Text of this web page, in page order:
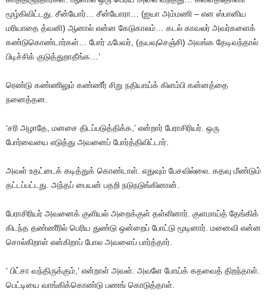
மூழ்கிவிட்டது சீன்யோர் சீன்யோரா … (ஐயா அம்மணி – என ஸ்பானிய
மரியாதை த்வனி) ஆனால் என்ன கேடுகாலம் கடல் காவலர் அவர்களைக்
கண்டுகொண்டார்கள்
போர் ஃபேவர் , (தயவுசெஞ்சி) அவங்க தேடிவந்தால்
பிடிச்சிக் குடுத்துறாதீங்க …’
ரெண்டு கண்ணிலும் கண்ணீர் சிறு நதியாய்க் கிளம்பி கன்னத்தை
நனைத்தன
‘சரி அழாதே மனசை திடப்படுத்திக்க ,’ என்றார் பேராசிரியர் ஒரு
போர்வையை எடுத்து அவனைப் போர்த்திவிட்டார்
அவள் உதட்டைக் கடித்துக் கொண்டாள் எதுவும் பேசவில்லை கதவு மீண்டும்
தட்டப்பட்டது அந்தப் பையன் பதறி நடுநடுங்கினான்
பேராசிரியர் அவனைக் குளியல் அறைக்குள் தள்ளினார் குளமாய்த் தேங்கிக்
கிடந்த தண்ணீரில் பெரிய துண்டு ஒன்றைப் போட்டு மூடினார் மனைவி என்ன
சொல்கிறாள் என்கிறாப் போல அவளைப் பார்த்தார்
‘ பிட்சா வந்திருக்கும் ,’ என்றாள் அவள் அவளே போய்க் கதவைத் திறந்தாள்
பெட்டியை வாங்கிக்கொண்டு பணங் கொடுத்தாள்